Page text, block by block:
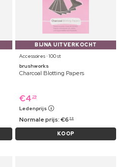
BIJNA UITVERKOCHT
Accessoires ⋅ 100 st
brushworks
Charcoal Blotting Papers
€4 29
Ledenprijs
Normale prijs:€6 39
KOOP